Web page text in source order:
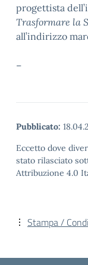
progettista
Trasformare la
all’indirizzo
–
Pubblicato:
Eccetto dove
stato rilasciato
Attribuzione 4.0
Stampa /